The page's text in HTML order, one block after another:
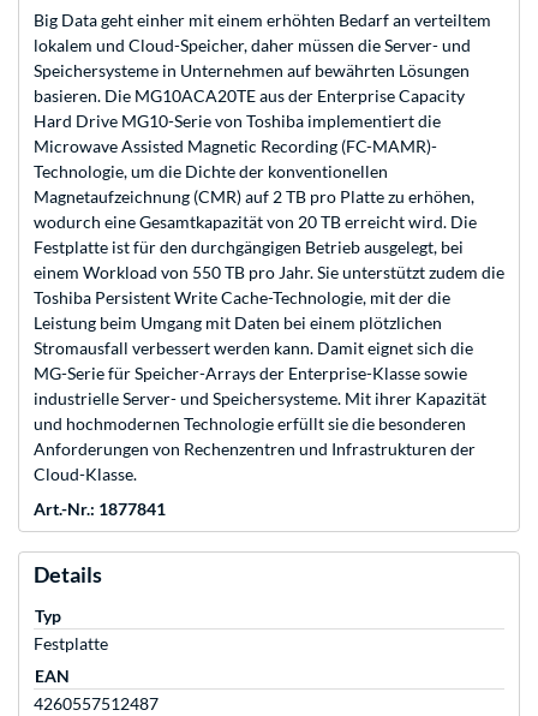
Big Data geht einher mit einem erhöhten Bedarf an verteiltem
lokalem und Cloud-Speicher, daher müssen die Server- und
Speichersysteme in Unternehmen auf bewährten Lösungen
basieren. Die MG10ACA20TE aus der Enterprise Capacity
Hard Drive MG10-Serie von Toshiba implementiert die
Microwave Assisted Magnetic Recording (FC-MAMR)-
Technologie, um die Dichte der konventionellen
Magnetaufzeichnung (CMR) auf 2 TB pro Platte zu erhöhen,
wodurch eine Gesamtkapazität von 20 TB erreicht wird. Die
Festplatte ist für den durchgängigen Betrieb ausgelegt, bei
einem Workload von 550 TB pro Jahr. Sie unterstützt zudem die
Toshiba Persistent Write Cache-Technologie, mit der die
Leistung beim Umgang mit Daten bei einem plötzlichen
Stromausfall verbessert werden kann. Damit eignet sich die
MG-Serie für Speicher-Arrays der Enterprise-Klasse sowie
industrielle Server- und Speichersysteme. Mit ihrer Kapazität
und hochmodernen Technologie erfüllt sie die besonderen
Anforderungen von Rechenzentren und Infrastrukturen der
Cloud-Klasse.
Art.-Nr.: 1877841
Details
Typ
Festplatte
EAN
4260557512487